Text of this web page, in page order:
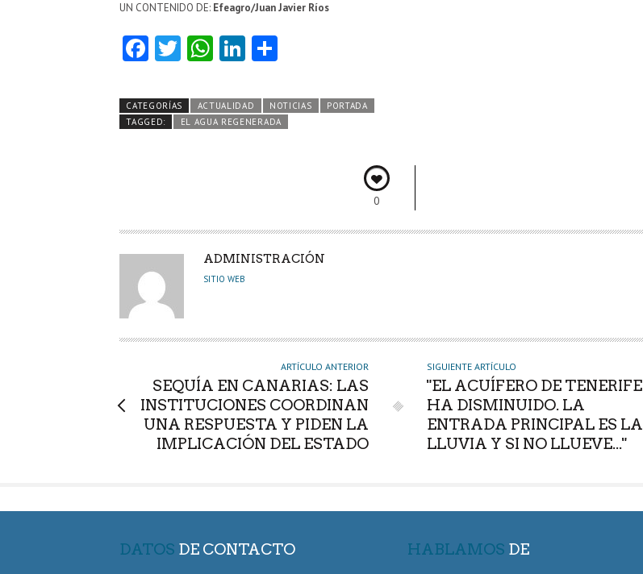
UN CONTENIDO DE: Efeagro/Juan Javier Ríos
Fa
b
o
T
itt
er
W
ts
A
Li
e
dI
m
pa
CATEGORÍAS ACTUALIDAD NOTICIAS
PORTADA
TAGGED:
EL AGUA REGENERADA
0
A
U
R
ADMINISTRACIÓN
SITIO WEB
ARTÍCULO ANTERIOR
SEQUÍA EN CANARIAS: LAS
INSTITUCIONES COORDINAN
UNA RESPUESTA Y PIDEN LA
IMPLICACIÓN DEL ESTADO
SIGUIENTE ARTÍCULO
"EL ACUÍFERO DE TENERIFE
HA DISMINUIDO. LA
ENTRADA PRINCIPAL ES LA
LLUVIA Y SI NO LLUEVE..."
DATOS DE CONTACTO HABLAMOS DE